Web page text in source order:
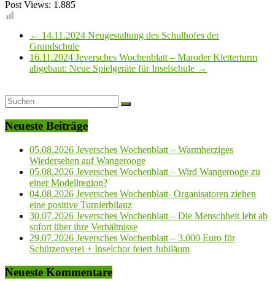
Post Views: 1.885
← 14.11.2024 Neugestaltung des Schulhofes der
Grundschule
16.11.2024 Jeversches Wochenblatt – Maroder Kletterturm
abgebaut: Neue Spielgeräte für Inselschule →
Neueste Beiträge
05.08.2026 Jeversches Wochenblatt – Warmherziges
Wiedersehen auf Wangerooge
05.08.2026 Jeversches Wochenblatt – Wird Wangerooge zu
einer Modellregion?
04.08.2026 Jeversches Wochenblatt- Organisatoren ziehen
eine positive Turnierbilanz
30.07.2026 Jeversches Wochenblatt – Die Menschheit lebt ab
sofort über ihre Verhältnisse
29.07.2026 Jeversches Wochenblatt – 3.000 Euro für
Schützenverei + Inselchor feiert Jubiläum
Neueste Kommentare